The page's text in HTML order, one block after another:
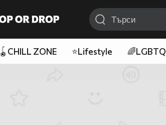
🪀CHILL ZONE ⭐Lifestyle 🌈LGBTQ